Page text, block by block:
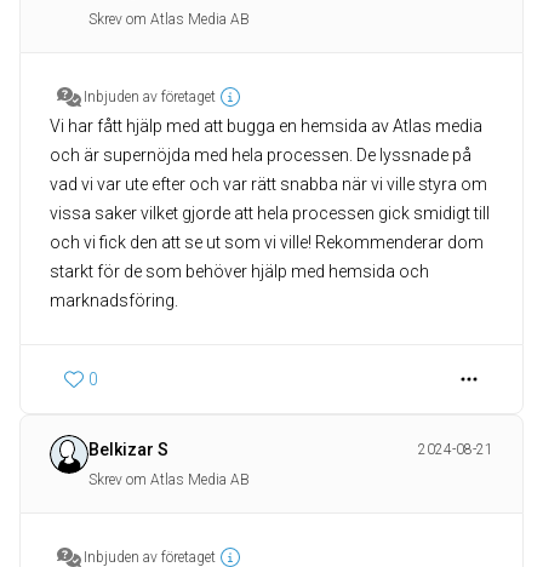
Skrev om Atlas Media AB
Inbjuden av företaget
Vi har fått hjälp med att bugga en hemsida av Atlas media
och är supernöjda med hela processen. De lyssnade på
vad vi var ute efter och var rätt snabba när vi ville styra om
vissa saker vilket gjorde att hela processen gick smidigt till
och vi fick den att se ut som vi ville! Rekommenderar dom
starkt för de som behöver hjälp med hemsida och
marknadsföring.
0
Belkizar S
2024-08-21
Skrev om Atlas Media AB
Inbjuden av företaget